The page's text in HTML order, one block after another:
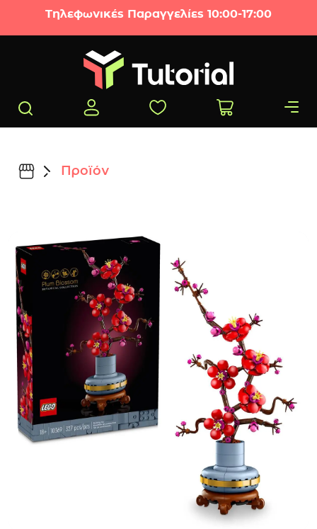
Μετάβαση στο περιεχόμενο
Τηλεφωνικές Παραγγελίες 10:00-17:00
Προϊόν